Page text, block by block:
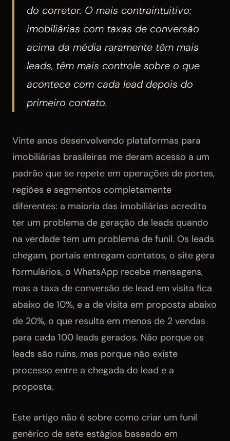
do corretor. O mais contraintuitivo:
imobiliárias com taxas de conversão
acima da média raramente têm mais
leads, têm mais controle sobre o que
acontece com cada lead depois do
primeiro contato.
Vinte anos desenvolvendo plataformas para
imobiliárias brasileiras me deram acesso a um
padrão que se repete em operações de portes,
regiões e segmentos completamente
diferentes: a maioria das imobiliárias acredita
ter um problema de geração de leads quando
na verdade tem um problema de funil. Os leads
chegam, portais entregam contatos, o site gera
formulários, o WhatsApp recebe mensagens,
mas a taxa de conversão de lead em visita fica
abaixo de 10%, e a de visita em proposta abaixo
de 20%, o que resulta em menos de 2 vendas
para cada 100 leads gerados. Não porque os
leads são ruins, mas porque não existe
processo entre a chegada do lead e a
proposta.
Este artigo não é sobre como criar um funil
genérico de sete estágios baseado em